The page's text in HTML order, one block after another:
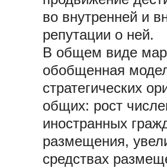
во внутренней и
репутации о ней.
В общем виде
обобщенная
стратегических
общих: рост
иностранных
размещения,
средствах